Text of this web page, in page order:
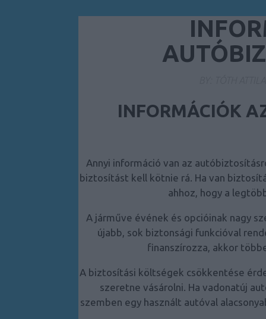
INFORMÁCIÓK
Annyi információ van az
biztosítást kell kötnie rá. Ha van
ahhoz, hogy a
A járműve évének és opcióinak nagy
újabb, sok biztonsági funkcióval
finanszírozza, akkor
A biztosítási költségek csökkentése
szeretne vásárolni. Ha vadonatúj
szemben egy használt autóval